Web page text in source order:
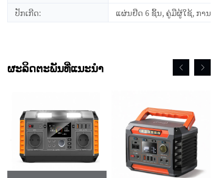
ປັກເກີດ:
ແຜ່ນຢືດ 6 ຊິ້ນ, ຄູ່ມືຜູ້ໃຊ້, ການ
ຜະລິດຕະພັນທີ່ແນະນຳ